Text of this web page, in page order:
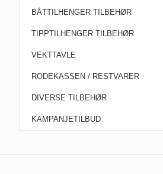
BÅTTILHENGER TILBEHØR
TIPPTILHENGER TILBEHØR
VEKTTAVLE
RODEKASSEN / RESTVARER
DIVERSE TILBEHØR
KAMPANJETILBUD